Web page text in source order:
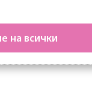
на всички